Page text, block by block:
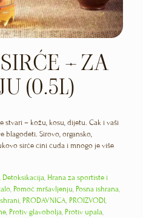
– ZA
(0.5L)
stvari – kožu, kosu, dijetu. Čak i vaši
Sirovo, organsko,
sirće čini čuda i mnogo je više
Detoksikacija, Hrana za sportiste i
, Pomoć mršavljenju, Posna ishrana,
, PRODAVNICA, PROIZVODI,
, Protiv glavobolja, Protiv upala,